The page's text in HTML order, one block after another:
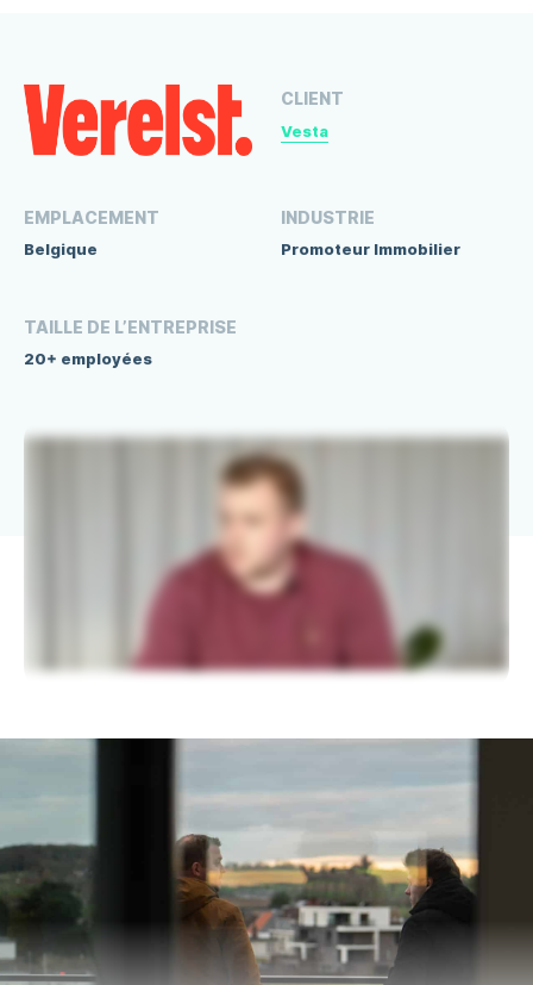
CLIENT
Vesta
EMPLACEMENT
Belgique
INDUSTRIE
Promoteur Immobilier
TAILLE DE L’ENTREPRISE
20+ employées